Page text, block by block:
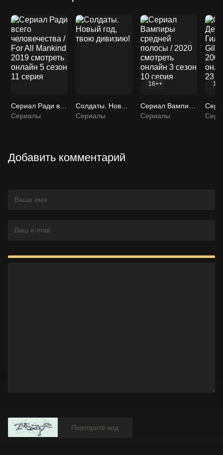
Сериалы
Сериалы
16++
Сериалы
Добавить комментарий